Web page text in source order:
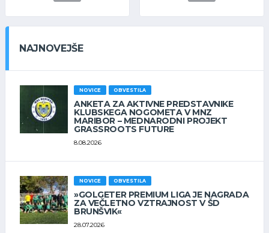
NAJNOVEJŠE
NOVICE OBVESTILA
ANKETA ZA AKTIVNE PREDSTAVNIKE
KLUBSKEGA NOGOMETA V MNZ
MARIBOR – MEDNARODNI PROJEKT
GRASSROOTS FUTURE
8.08.2026
NOVICE OBVESTILA
»GOLGETER PREMIUM LIGA JE NAGRADA
ZA VEČLETNO VZTRAJNOST V ŠD
BRUNŠVIK«
28.07.2026